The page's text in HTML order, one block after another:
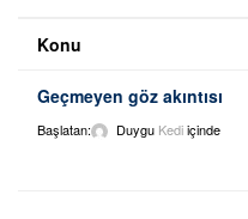
Konu
Geçmeyen göz akıntısı
Başlatan: Duygu Kediiçinde